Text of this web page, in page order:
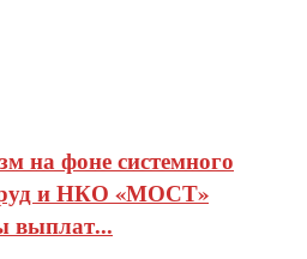
на фоне системного
и НКО «МОСТ»
выплат...